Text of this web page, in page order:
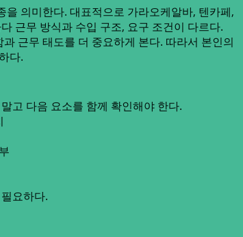
의미한다. 대표적으로 가라오케알바, 텐카페,
근무 방식과 수입 구조, 요구 조건이 다르다.
근무 태도를 더 중요하게 본다. 따라서 본인의
다.
고 다음 요소를 함께 확인해야 한다.
요하다.